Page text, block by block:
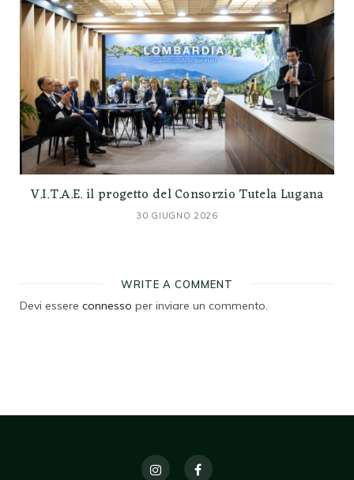
V.I.T.A.E. il progetto del Consorzio Tutela Lugana
30 GIUGNO 2026
WRITE A COMMENT
Devi essere connesso per inviare un commento.